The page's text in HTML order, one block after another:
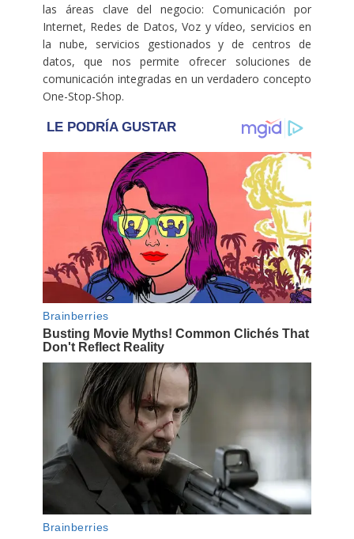
las áreas clave del negocio: Comunicación por
Internet, Redes de Datos, Voz y vídeo, servicios en
la nube, servicios gestionados y de centros de
datos, que nos permite ofrecer soluciones de
comunicación integradas en un verdadero concepto
One-Stop-Shop.